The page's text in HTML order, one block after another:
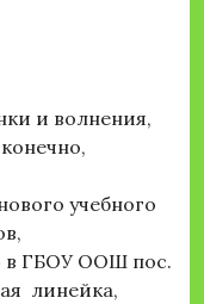
и волнения,
учебного
в ГБОУ ООШ пос.
линейка,